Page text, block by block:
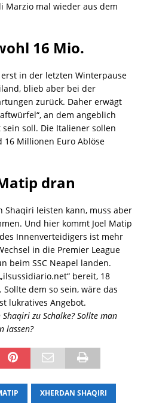
Marzio mal wieder aus dem
16 Mio.
in der letzten Winterpause
blieb aber bei der
zurück. Daher erwägt
an dem angeblich
soll. Die Italiener sollen
Millionen Euro Ablöse
dran
Shaqiri leisten kann, muss aber
Und hier kommt Joel Matip
Innenverteidigers ist mehr
in die Premier League
beim SSC Neapel landen.
bereit, 18
dem so sein, wäre das
lukratives Angebot.
zu Schalke? Sollte man
lassen?
XHERDAN SHAQIRI